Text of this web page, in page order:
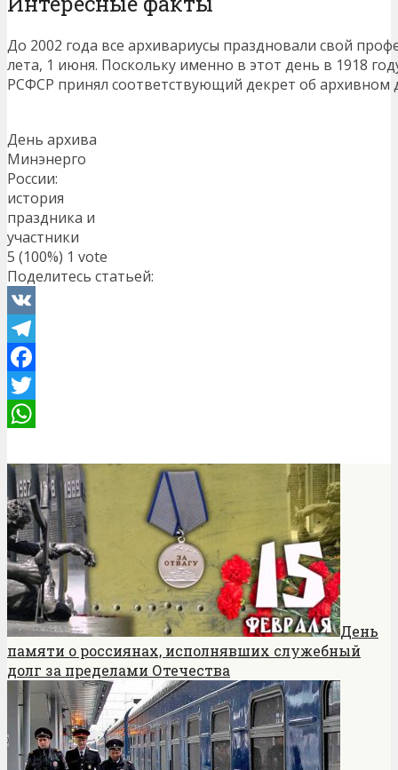
До 2002 года все архивариусы праздновали свой
лета, 1 июня. Поскольку именно в этот день в 1918
РСФСР принял соответствующий декрет об архивном
День архива
Минэнерго
России:
история
праздника и
участники
5 (100%) 1 vote
Поделитесь статьей:
VK
Telegram
Facebook
Twitter
День
памяти о россиянах, исполнявших служебный
долг за пределами Отечества